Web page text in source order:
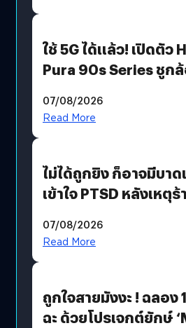
ใช้ 5G ได้แล้ว! เปิดตัว
Pura 90s Series ชูก
07/08/2026
Read More
ไม่ได้ถูกยิง ก็อาจมีบา
เข้าใจ PTSD หลังเหตุร้
07/08/2026
Read More
ถูกใจสายมังงะ ! ฉลอง
ฉะ ด้วยโปรเจกต์ยักษ์